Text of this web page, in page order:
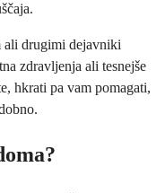
ali drugimi dejavniki
zdravljenja ali tesnejše
hkrati pa vam pomagati,